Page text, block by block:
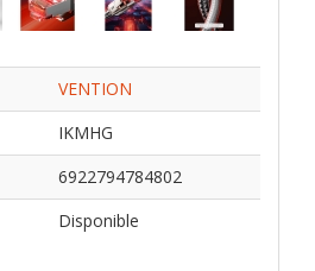
VENTION
IKMHG
6922794784802
Disponible